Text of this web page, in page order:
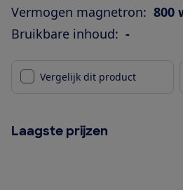
Vermogen magnetron: 800
Bruikbare inhoud: -
Vergelijk dit product
Laagste prijzen